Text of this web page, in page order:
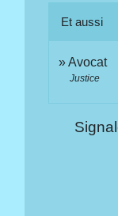
Et aussi
Avocat
Justice